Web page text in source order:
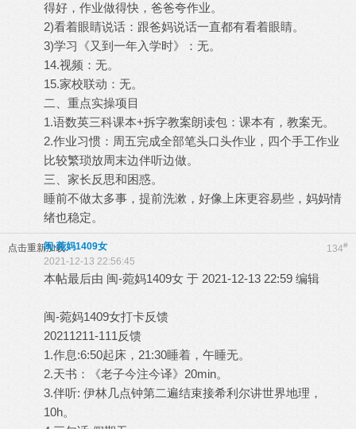
得好，作业做得快，爸爸夸作业。
2)看着眼睛说话：跟爸妈说话一直都有看着眼睛。
3)学习《又到一年入学时》：无。
14.视频：无。
15.家校联动：无。
二、重点实操项目
1.语数英三科课本+拆字教案朗读包：课本有，教案无。
2.作业习惯：周五完成全部笔头口头作业，四个手工作业
比较繁琐放周末边伴听边做。
三、家长反思和困惑。
睡前不做太多事，提前洗漱，好像上床更容易些，妈妈情
绪也稳定。
点击重新加载 134#
闽-菀妈1409女
2021-12-13 22:56:45
本帖最后由 闽-菀妈1409女 于 2021-12-13 22:59 编辑
闽-菀妈1409女打卡反馈
20211211-111反馈
1.作息:6:50起床，21:30睡着，午睡无。
2.天书：《老子今注今译》20min。
3.伴听: 伊林几点钟第二遍结束接希利尔讲世界地理，
10h。